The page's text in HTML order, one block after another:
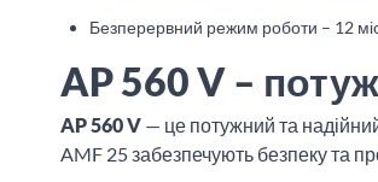
Безперервний режим роботи – 12
AP 560 V –
AP 560 V — це потужний та
AMF 25 забезпечують безпеку та